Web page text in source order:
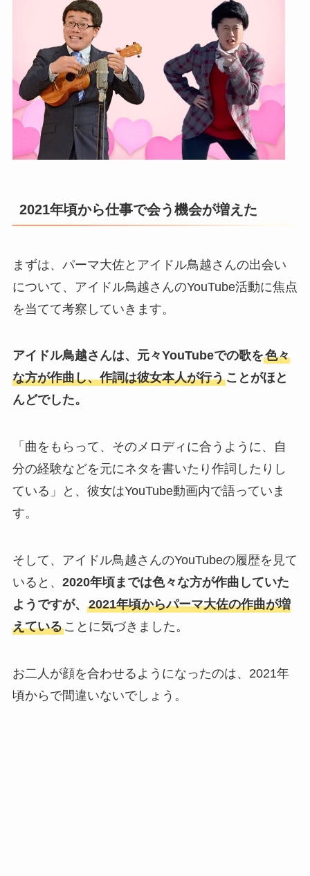
2021年頃から仕事で会う機会が増えた
まずは、パーマ大佐とアイドル鳥越さんの出会い
について、アイドル鳥越さんのYouTube活動に焦点
を当てて考察していきます。
アイドル鳥越さんは、元々YouTubeでの歌を色々
な方が作曲し、作詞は彼女本人が行うことがほと
んどでした。
「曲をもらって、そのメロディに合うように、自
分の経験などを元にネタを書いたり作詞したりし
ている」と、彼女はYouTube動画内で語っていま
す。
そして、アイドル鳥越さんのYouTubeの履歴を見て
いると、 2020年頃までは色々な方が作曲していた
ようですが、 2021年頃からパーマ大佐の作曲が増
えていることに気づきました。
お二人が顔を合わせるようになったのは、2021年
頃からで間違いないでしょう。